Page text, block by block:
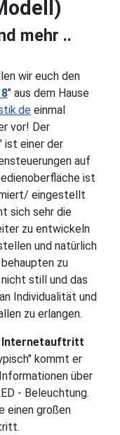
mehr ..
wir euch den
" aus dem Hause
einmal
vor! Der
ist einer der
auf
ist
eingestellt
sich sehr die
zu entwickeln
und natürlich
zu
still und das
Individualität und
zu erlangen.
Internetauftritt
kommt er
über
- Beleuchtung.
einen großen